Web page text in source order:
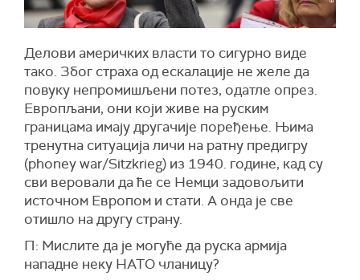
Делови америчких власти то сигурно виде
тако. Због страха од ескалације не желе да
повуку непромишљени потез, одатле опрез.
Европљани, они који живе на руским
границама имају другачије поређење. Њима
тренутна ситуација личи на ратну предигру
(phoney war/Sitzkrieg) из 1940. године, кад су
сви веровали да ће се Немци задовољити
источном Европом и стати. А онда је све
отишло на другу страну.
П: Мислите да је могуће да руска армија
нападне неку НАТО чланицу?